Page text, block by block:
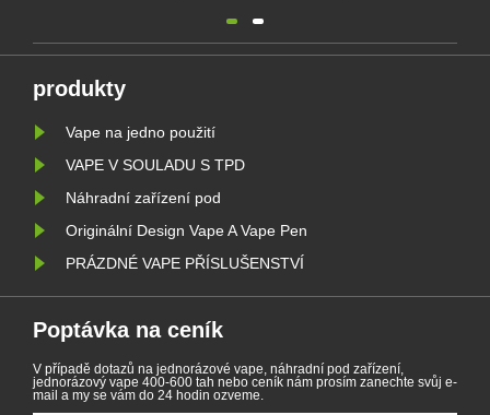
nikotinu a chránili životní prostředí.
cigaret je od 1. ledna zakázán v
Belgii na základě zdraví a životního
produkty
Vape na jedno použití
VAPE V SOULADU S TPD
Náhradní zařízení pod
Originální Design Vape A Vape Pen
PRÁZDNÉ VAPE PŘÍSLUŠENSTVÍ
Poptávka na ceník
V případě dotazů na jednorázové vape, náhradní pod zařízení,
jednorázový vape 400-600 tah nebo ceník nám prosím zanechte svůj e-
mail a my se vám do 24 hodin ozveme.